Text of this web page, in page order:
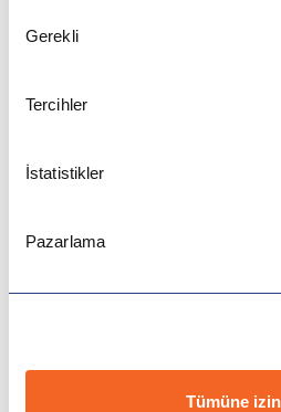
Seçimi
Gerekli
Tercihler
İstatistikler
Pazarlama
Tümüne
açıcı cümle. Gündem
sohbete yol açar. Bu size
maçtan tutun, yeni
günün gündeminden bir
they are going to win
election?’ (Yapılacak
düşünüyorsun?) şeklinde